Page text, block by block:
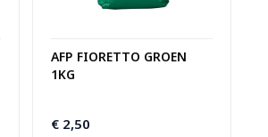
AFP FIORETTO GROEN
1KG
€ 2,50